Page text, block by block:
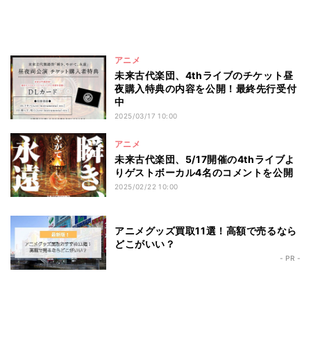
アニメ
未来古代楽団、4thライブのチケット昼
夜購入特典の内容を公開！最終先行受付
中
2025/03/17 10:00
アニメ
未来古代楽団、5/17開催の4thライブよ
りゲストボーカル4名のコメントを公開
2025/02/22 10:00
アニメグッズ買取11選！高額で売るなら
どこがいい？
- PR -